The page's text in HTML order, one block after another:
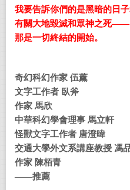
我要告訴你們的是黑暗的日子
有關大地毀滅和眾神之死――
那是一切終結的開始。
奇幻科幻作家 伍薰
文字工作者 臥斧
作家 馬欣
中華科幻學會理事 馬立軒
怪獸文字工作者 唐澄暐
交通大學外文系講座教授 馮
作家 陳栢青
――推薦